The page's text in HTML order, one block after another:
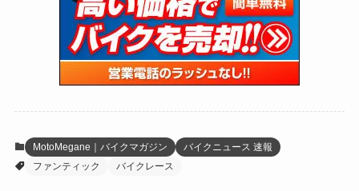
(63)
(109)
(15)
(5)
(17)
(5)
(27)
(61)
(13)
(60)
(171)
(38)
(47)
(59)
(35)
(41)
(12)
(16)
(4)
MotoMegane｜バイクマガジン
バイクニュース 速報
ファンティック
バイクレース